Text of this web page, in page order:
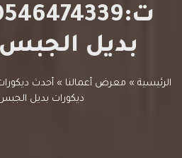
بديل
الرئيسية » معرض أعمالنا »
ديكورات بديل